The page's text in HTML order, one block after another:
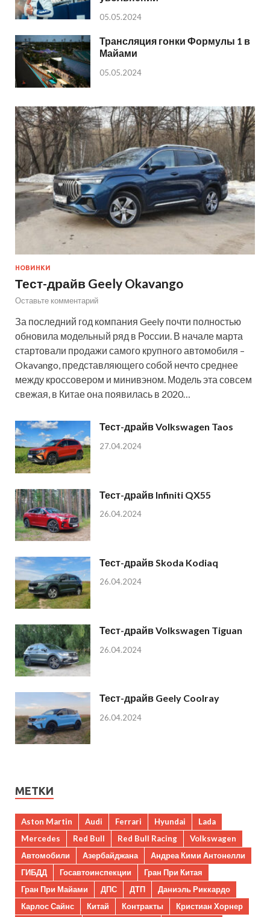
05.05.2024
Трансляция гонки Формулы 1 в
Майами
05.05.2024
НОВИНКИ
Тест-драйв Geely Okavango
Оставьте комментарий
За последний год компания Geely почти полностью
обновила модельный ряд в России. В начале марта
стартовали продажи самого крупного автомобиля –
Okavango, представляющего собой нечто среднее
между кроссовером и минивэном. Модель эта совсем
свежая, в Китае она появилась в 2020…
Тест-драйв Volkswagen Taos
27.04.2024
Тест-драйв Infiniti QX55
26.04.2024
Тест-драйв Skoda Kodiaq
26.04.2024
Тест-драйв Volkswagen Tiguan
26.04.2024
Тест-драйв Geely Coolray
26.04.2024
МЕТКИ
Aston Martin Audi Ferrari Hyundai
Lada
Mercedes
Red Bull Red Bull Racing
Volkswagen
Автомобили
Азербайджана
Андреа Кими Антонелли
ГИБДД
Госавтоинспекции
Гран При Китая
Гран При Майами
ДПС ДТП
Даниэль Риккардо
Карлос Сайнс
Китай Контракты
Кристиан Хорнер